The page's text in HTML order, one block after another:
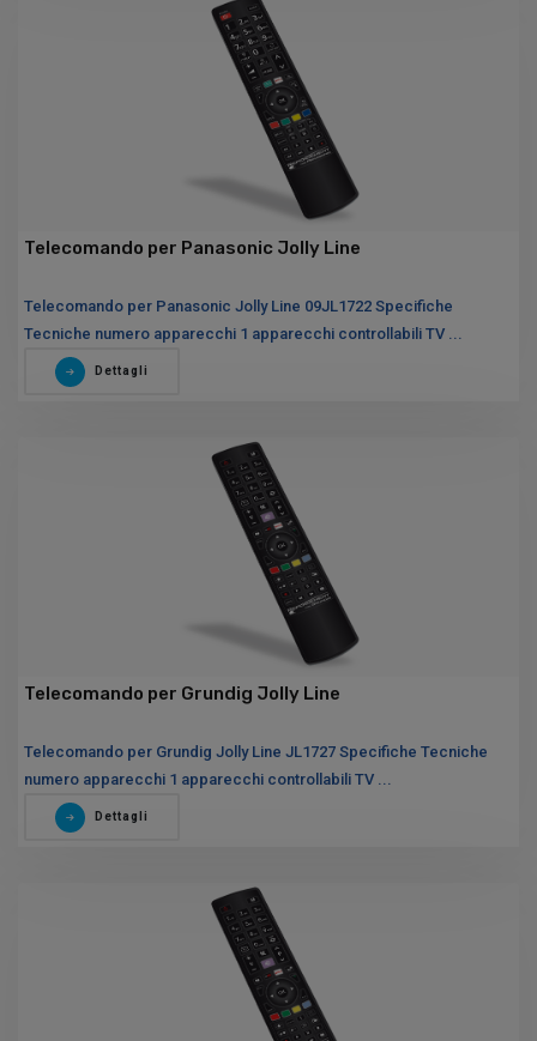
Telecomando per Panasonic Jolly Line
Telecomando per Panasonic Jolly Line 09JL1722 Specifiche
Tecniche numero apparecchi 1 apparecchi controllabili TV ...
Dettagli
Telecomando per Grundig Jolly Line
Telecomando per Grundig Jolly Line JL1727 Specifiche Tecniche
numero apparecchi 1 apparecchi controllabili TV ...
Dettagli